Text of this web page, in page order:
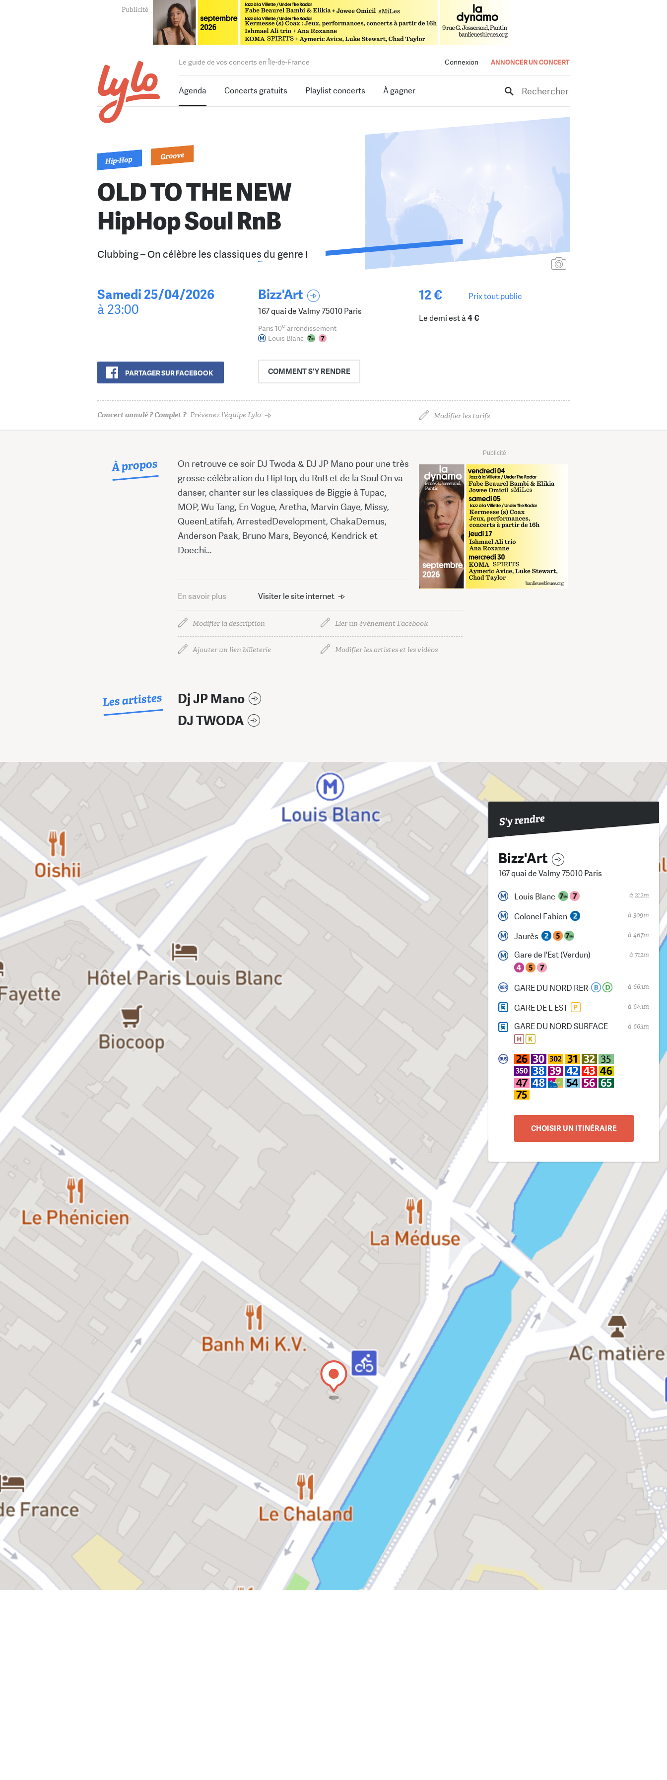
Connexion ANNONCER UN CONCERT
Le guide de vos concerts en Île-de-France
Agenda Concerts gratuits Playlist concerts À gagner Rechercher
Hip-Hop Groove
OLD TO THE NEW
HipHop Soul RnB
Clubbing – On célèbre les classiques du genre !
Samedi 25/04/2026
à 23:00
PARTAGER SUR FACEBOOK
Bizz'Art
167 quai de Valmy 75010 Paris
Paris 10e arrondissement
Louis Blanc
COMMENTS'Y RENDRE
12 € Prix tout public
Le demi est à4 €
Concert annulé ? Complet ? Prévenez l'équipe Lylo Modifier les tarifs
À propos
Publicité
On retrouve ce soir DJ Twoda & DJ JP Mano pour une très
grosse célébration du HipHop, du RnB et de la Soul On va
danser, chanter sur les classiques de Biggie à Tupac,
MOP, Wu Tang, En Vogue, Aretha, Marvin Gaye, Missy,
QueenLatifah, ArrestedDevelopment, ChakaDemus,
Anderson Paak, Bruno Mars, Beyoncé, Kendrick et
Doechi…
En savoir plus Visiter le site internet
Modifier la description Lier un événement Facebook
Ajouter un lien billeterie Modifier les artistes et les vidéos
Les artistes
Dj JP Mano
DJ TWODA
S'y rendre
Bizz'Art
167 quai de Valmy 75010 Paris
Louis Blanc à 212m
Colonel Fabien à 309m
Jaurès à 467m
Gare de l'Est (Verdun) à 712m
GARE DU NORD RER à 663m
GARE DE L EST à 643m
GARE DU NORD SURFACE à 663m
CHOISIR UN ITINÉRAIRE